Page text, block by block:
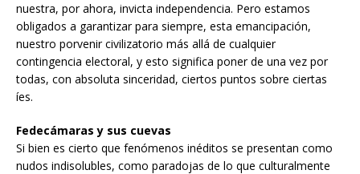
nuestra, por ahora, invicta independencia. Pero estamos
obligados a garantizar para siempre, esta emancipación,
nuestro porvenir civilizatorio más allá de cualquier
contingencia electoral, y esto significa poner de una vez por
todas, con absoluta sinceridad, ciertos puntos sobre ciertas
íes.
Fedecámaras y sus cuevas
Si bien es cierto que fenómenos inéditos se presentan como
nudos indisolubles, como paradojas de lo que culturalmente